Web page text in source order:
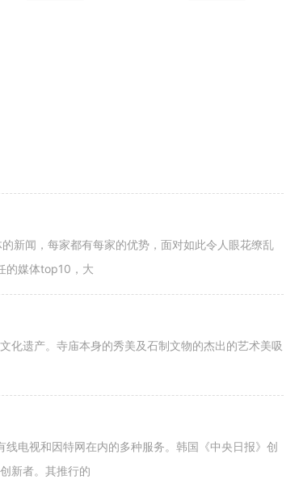
新闻，每家都有每家的优势，面对如此令人眼花缭乱
的媒体top10，大
化遗产。寺庙本身的秀美及石制文物的杰出的艺术美吸
电视和因特网在内的多种服务。韩国《中央日报》创
新者。其推行的